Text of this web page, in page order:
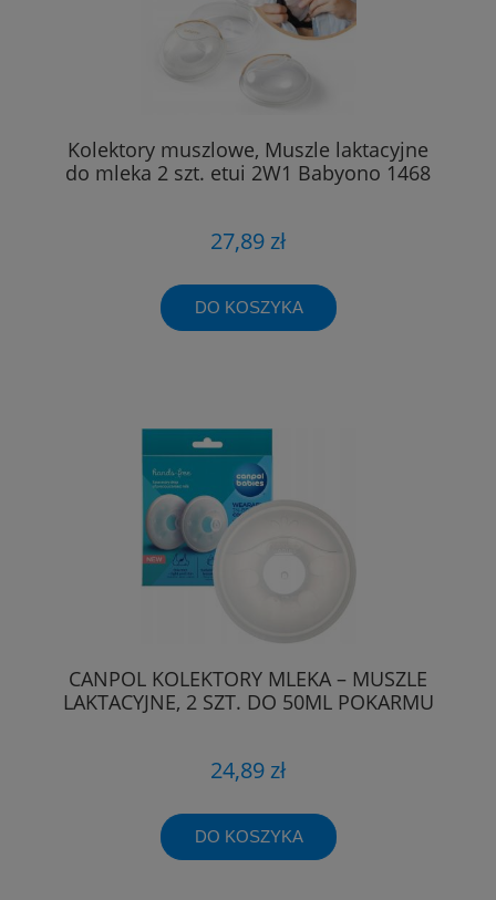
Kolektory muszlowe, Muszle laktacyjne
do mleka 2 szt. etui 2W1 Babyono 1468
27,89 zł
DO KOSZYKA
CANPOL KOLEKTORY MLEKA – MUSZLE
LAKTACYJNE, 2 SZT. DO 50ML POKARMU
24,89 zł
DO KOSZYKA